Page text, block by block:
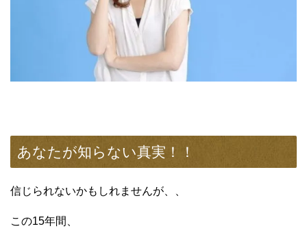
あなたが知らない真実！！
信じられないかもしれませんが、、
この15年間、